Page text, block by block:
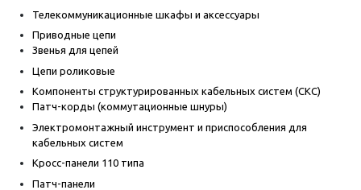
Телекоммуникационные шкафы и аксессуары
Приводные цепи
Звенья для цепей
Цепи роликовые
Компоненты структурированных кабельных систем (СКС)
Патч-корды (коммутационные шнуры)
Электромонтажный инструмент и приспособления для
кабельных систем
Кросс-панели 110 типа
Патч-панели